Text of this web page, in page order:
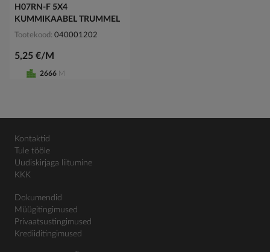
H07RN-F 5X4
KUMMIKAABEL TRUMMEL
Tootekood 040001202
5,25 €/M
2666 M
Kontaktid
Tule tööle
Uudiskirjaga liitumine
KKK
Dokumendid
Müügitingimused
Privaatsustingimused
Krediiditingimused